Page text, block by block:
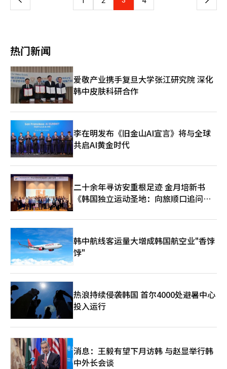
利能力。业内普遍认为，三星显示率先于中国竞争企业启动量产，
未来在争取订单方面有望占据先机。 同时，LG显示去年实现营业
二季度起陆续量产65英寸、48英寸、77英寸、83英寸等全系列产
部门设计并由代工厂生产，是智能手机的核心。 Exynos 2600首次
三星电子从中吸取教训，在Exynos 2600设计阶段大幅改善了核心
（MX）部门带来成本节约效益，并可能成为系统LSI部门业绩改善
的催化剂。关键在于产品价格。由于内存供应短缺，价格上涨可能
性增加。Galaxy S25的最低配置售价为115.5万韩元，预计Galaxy
S26起售价至少为120万韩元。最高配置的Galaxy S26 Ultra可能超
过200万韩元。 这种价格上涨被认为是由于最近内存供应短缺导致
的。自去年下半年以来，半导体超级周期导致内存部件价格飙升，
智能手机、PC等成本随之上涨。然而，考虑到消费者的抵制心
理，若价格冻结或小幅上涨，盈利能力将不可避免地恶化。即使销
售火爆，也难以转化为实质性业务成果。 卢泰文，三星电子设备
体验（DX）部门负责人（总裁），在上个月的“CES 2026”新闻
发布会上表示，“内存价格上涨是最大担忧因素”，并称“产品价
格不可避免地会受到影响”。
等事宜，京东方是全球最大的LCD生产商，也是三星电视LCD面板
电等中国企业的依赖程度不断上升，因此导致在供应稳定性和盈利
能力方面受制于中国企业的潜在风险。 华星光电的母公司TCL正是
三星电子在全球电视市场中的主要竞争对手。 从2022年起，京东
方与三星显示围绕有机发光二极管（OLED）技术展开专利侵权诉
讼。三星显示于2022年12月向美国国际贸易委员会（ITC）起诉京
东方及相关美国零部件批发商，次年又以侵犯商业机密为由追加诉
讼。 今年7月，ITC裁定支持三星显示，持续数年的诉讼告一段
落。近期，京东方同意向三星显示支付OLED专利使用费，双方关
系“破冰”，但专利使用费金额未公开。 京东方曾一度向三星供
应高达每年1000万台的电视用LCD，但去年已减少至约100万台左
右。不过，今年双方一直在努力扩大业务。京东方主要生产采用改
善视角的IPS技术的LCD。在京东方供应量减少期间，三星主要从
LG显示采购IPS LCD直至今年3月。此后由华星光电供应该部分IPS
OLED，尽管从总量来看，移动OLED业务比重不大，但对京东方
而言，在改善与三星关系方面具有重要意义。 在此背景下，业内
分析认为，陈炎顺此次访韩不仅是单纯的业务磋商，更释放出修复
关系、探索合作共赢新模式的积极信号。今后三星电子与京东方是
否能在LCD供应、乃至更广泛的显示技术领域实现更深层次合作，
备受市场关注。
热门新闻
爱敬产业携手复旦大学张江研究院 深化
韩中皮肤科研合作
李在明发布《旧金山AI宣言》将与全球
共启AI黄金时代
二十余年寻访安重根足迹 金月培新书
《韩国独立运动圣地：向旅顺口追问历
韩中航线客运量大增成韩国航空业"香饽
饽"
热浪持续侵袭韩国 首尔4000处避暑中心
投入运行
消息：王毅有望下月访韩 与赵显举行韩
中外长会谈